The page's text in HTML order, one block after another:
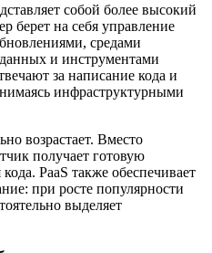
собой более высокий
берет на себя управление
средами
и инструментами
за написание кода и
инфраструктурными
возрастает. Вместо
получает готовую
PaaS также обеспечивает
при росте популярности
выделяет